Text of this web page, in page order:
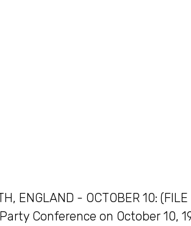
ENGLAND - OCTOBER 10:
Conference on October 10,